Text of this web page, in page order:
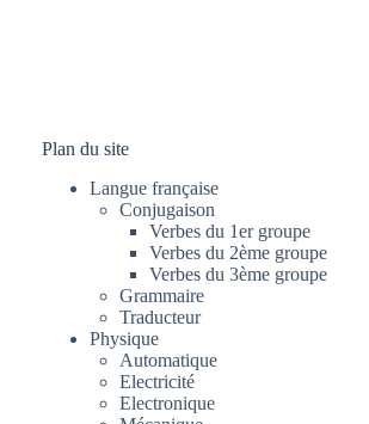
Plan du site
Langue française
Conjugaison
Verbes du 1er groupe
Verbes du 2ème groupe
Verbes du 3ème groupe
Grammaire
Traducteur
Physique
Automatique
Electricité
Electronique